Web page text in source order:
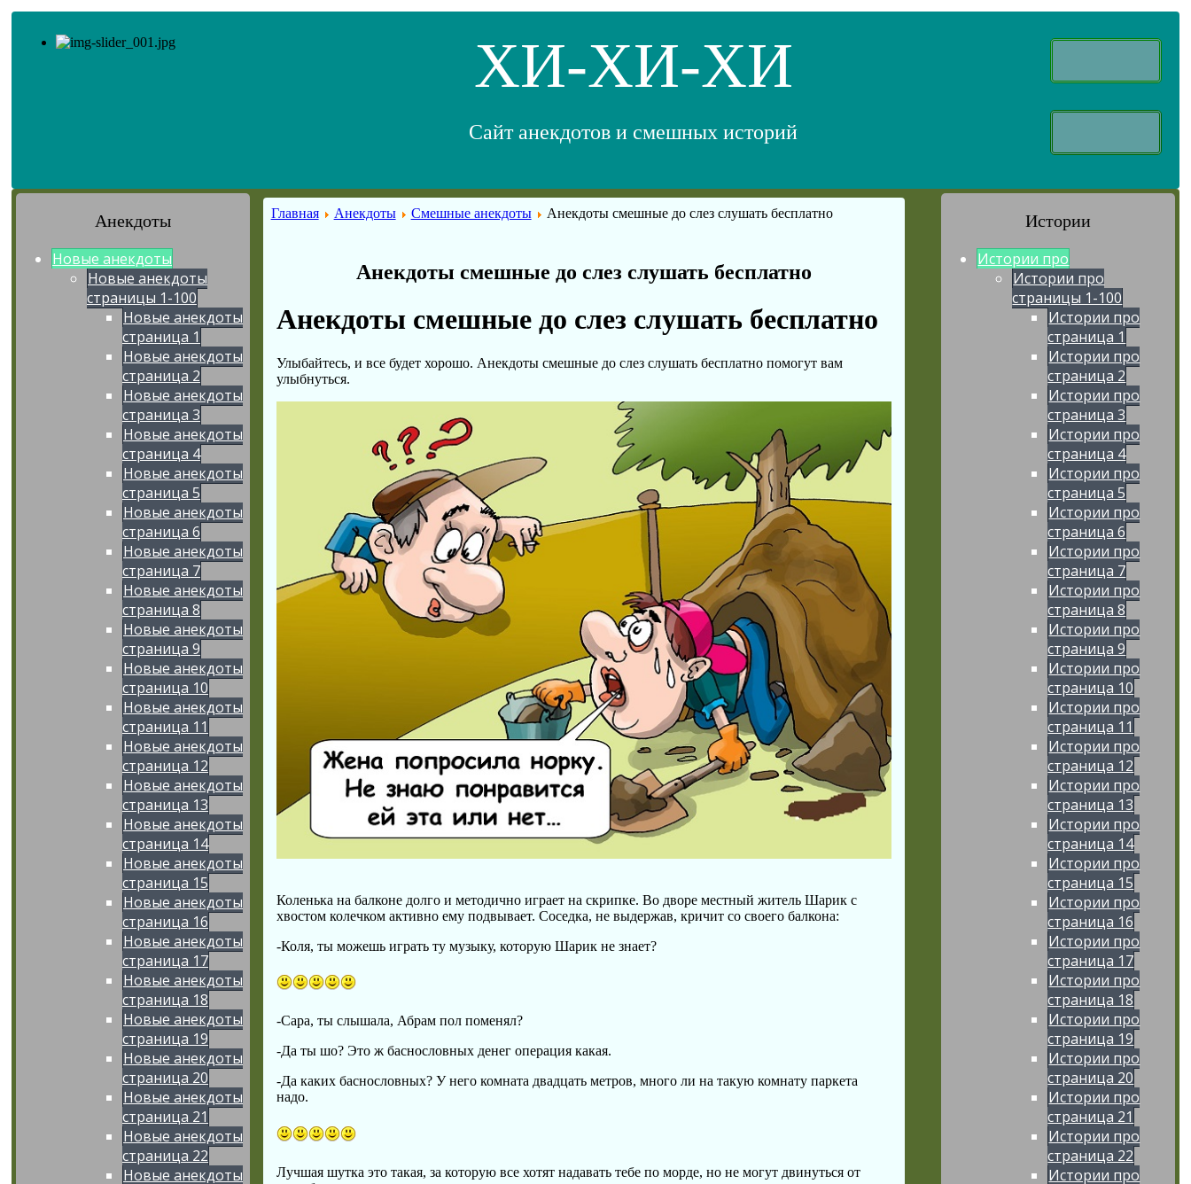
ХИ-ХИ-ХИ
Сайт анекдотов и смешных историй
Анекдоты
Новые анекдоты
Новые анекдоты
страницы 1-100
Новые анекдоты
страница 1
Новые анекдоты
страница 2
Новые анекдоты
страница 3
Новые анекдоты
страница 4
Новые анекдоты
страница 5
Новые анекдоты
страница 6
Новые анекдоты
страница 7
Новые анекдоты
страница 8
Новые анекдоты
страница 9
Новые анекдоты
страница 10
Новые анекдоты
страница 11
Новые анекдоты
страница 12
Новые анекдоты
страница 13
Новые анекдоты
страница 14
Новые анекдоты
страница 15
Новые анекдоты
страница 16
Новые анекдоты
страница 17
Новые анекдоты
страница 18
Новые анекдоты
страница 19
Новые анекдоты
страница 20
Новые анекдоты
страница 21
Новые анекдоты
страница 22
Новые анекдоты
Главная Анекдоты Смешные анекдоты Анекдоты смешные до слез слушать бесплатно
Анекдоты смешные до слез слушать бесплатно
Анекдоты смешные до слез слушать бесплатно
Улыбайтесь, и все будет хорошо. Анекдоты смешные до слез слушать бесплатно помогут вам
улыбнуться.
Коленька на балконе долго и методично играет на скрипке. Во дворе местный житель Шарик с
хвостом колечком активно ему подвывает. Соседка, не выдержав, кричит со своего балкона:
-Коля, ты можешь играть ту музыку, которую Шарик не знает?
-Сара, ты слышала, Абрам пол поменял?
-Да ты шо? Это ж баснословных денег операция какая.
-Да каких баснословных? У него комната двадцать метров, много ли на такую комнату паркета
надо.
Лучшая шутка это такая, за которую все хотят надавать тебе по морде, но не могут двинуться от
Истории
Истории про
Истории про
страницы 1-100
Истории про
страница 1
Истории про
страница 2
Истории про
страница 3
Истории про
страница 4
Истории про
страница 5
Истории про
страница 6
Истории про
страница 7
Истории про
страница 8
Истории про
страница 9
Истории про
страница 10
Истории про
страница 11
Истории про
страница 12
Истории про
страница 13
Истории про
страница 14
Истории про
страница 15
Истории про
страница 16
Истории про
страница 17
Истории про
страница 18
Истории про
страница 19
Истории про
страница 20
Истории про
страница 21
Истории про
страница 22
Истории про